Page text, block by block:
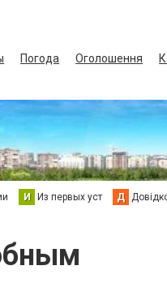
Погода Оголошення
И Из первых уст Д